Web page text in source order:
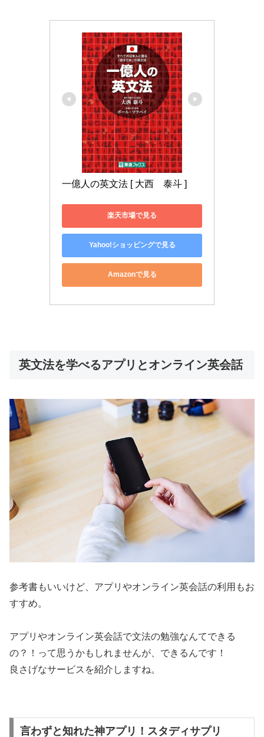
一億人の英文法 [ 大西　泰斗 ]
楽天市場で見る
Yahoo!ショッピングで見る
Amazonで見る
英文法を学べるアプリとオンライン英会話
参考書もいいけど、アプリやオンライン英会話の利用もお
すすめ。
アプリやオンライン英会話で文法の勉強なんてできる
の？！って思うかもしれませんが、できるんです！
良さげなサービスを紹介しますね。
言わずと知れた神アプリ！スタディサプリ